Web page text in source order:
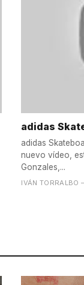
adidas
adidas
nuevo vídeo,
Gonzales,...
IVÁN TORRALBO